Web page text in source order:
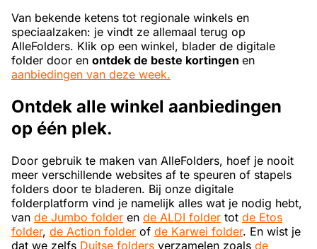
Van bekende ketens tot regionale winkels en
speciaalzaken: je vindt ze allemaal terug op
AlleFolders. Klik op een winkel, blader de digitale
folder door en ontdek de beste kortingen en
aanbiedingen van deze week.
Ontdek alle winkel aanbiedingen
op één plek.
Door gebruik te maken van AlleFolders, hoef je nooit
meer verschillende websites af te speuren of stapels
folders door te bladeren. Bij onze digitale
folderplatform vind je namelijk alles wat je nodig hebt,
van de Jumbo folder en de ALDI folder tot de Etos
folder, de Action folder of de Karwei folder. En wist je
dat we zelfs Duitse folders verzamelen zoals de